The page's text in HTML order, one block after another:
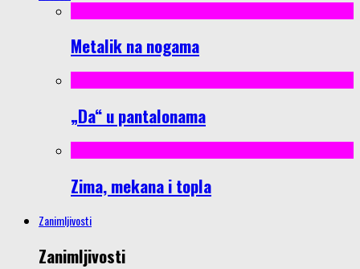
Metalik na nogama
„Da“ u pantalonama
Zima, mekana i topla
Zanimljivosti
Zanimljivosti